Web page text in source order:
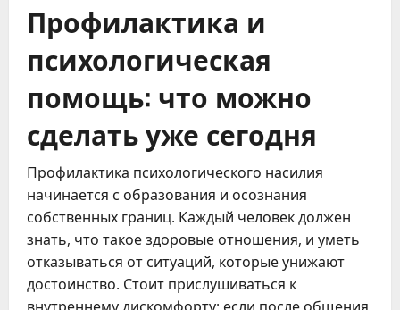
Профилактика и
психологическая
помощь: что можно
сделать уже сегодня
Профилактика психологического насилия
начинается с образования и осознания
собственных границ. Каждый человек должен
знать, что такое здоровые отношения, и уметь
отказываться от ситуаций, которые унижают
достоинство. Стоит прислушиваться к